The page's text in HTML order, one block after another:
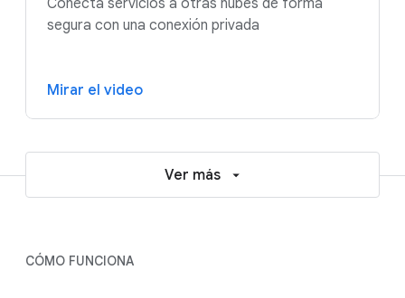
Conecta servicios a otras nubes de forma
segura con una conexión privada
Mirar el video
Ver más
CÓMO FUNCIONA